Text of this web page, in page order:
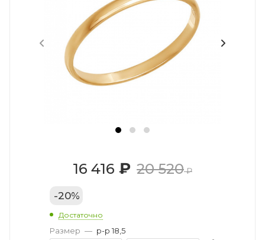
16 416 ₽ 20 520₽
-20%
Достаточно
Размер — р-р 18,5